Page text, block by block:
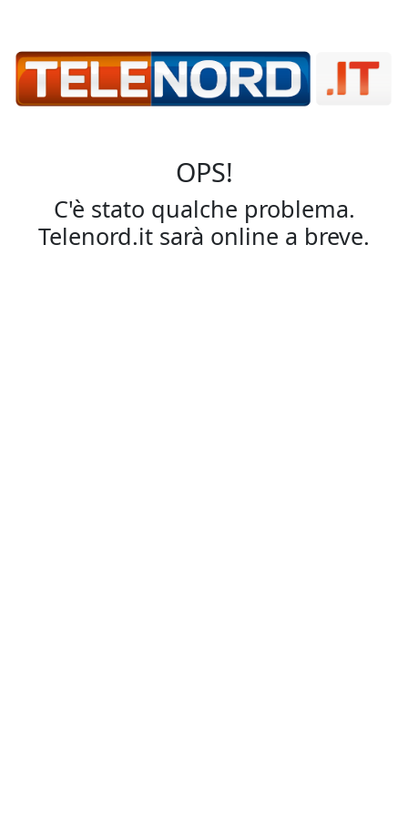
OPS!
C'è stato qualche problema.
Telenord.it sarà online a breve.